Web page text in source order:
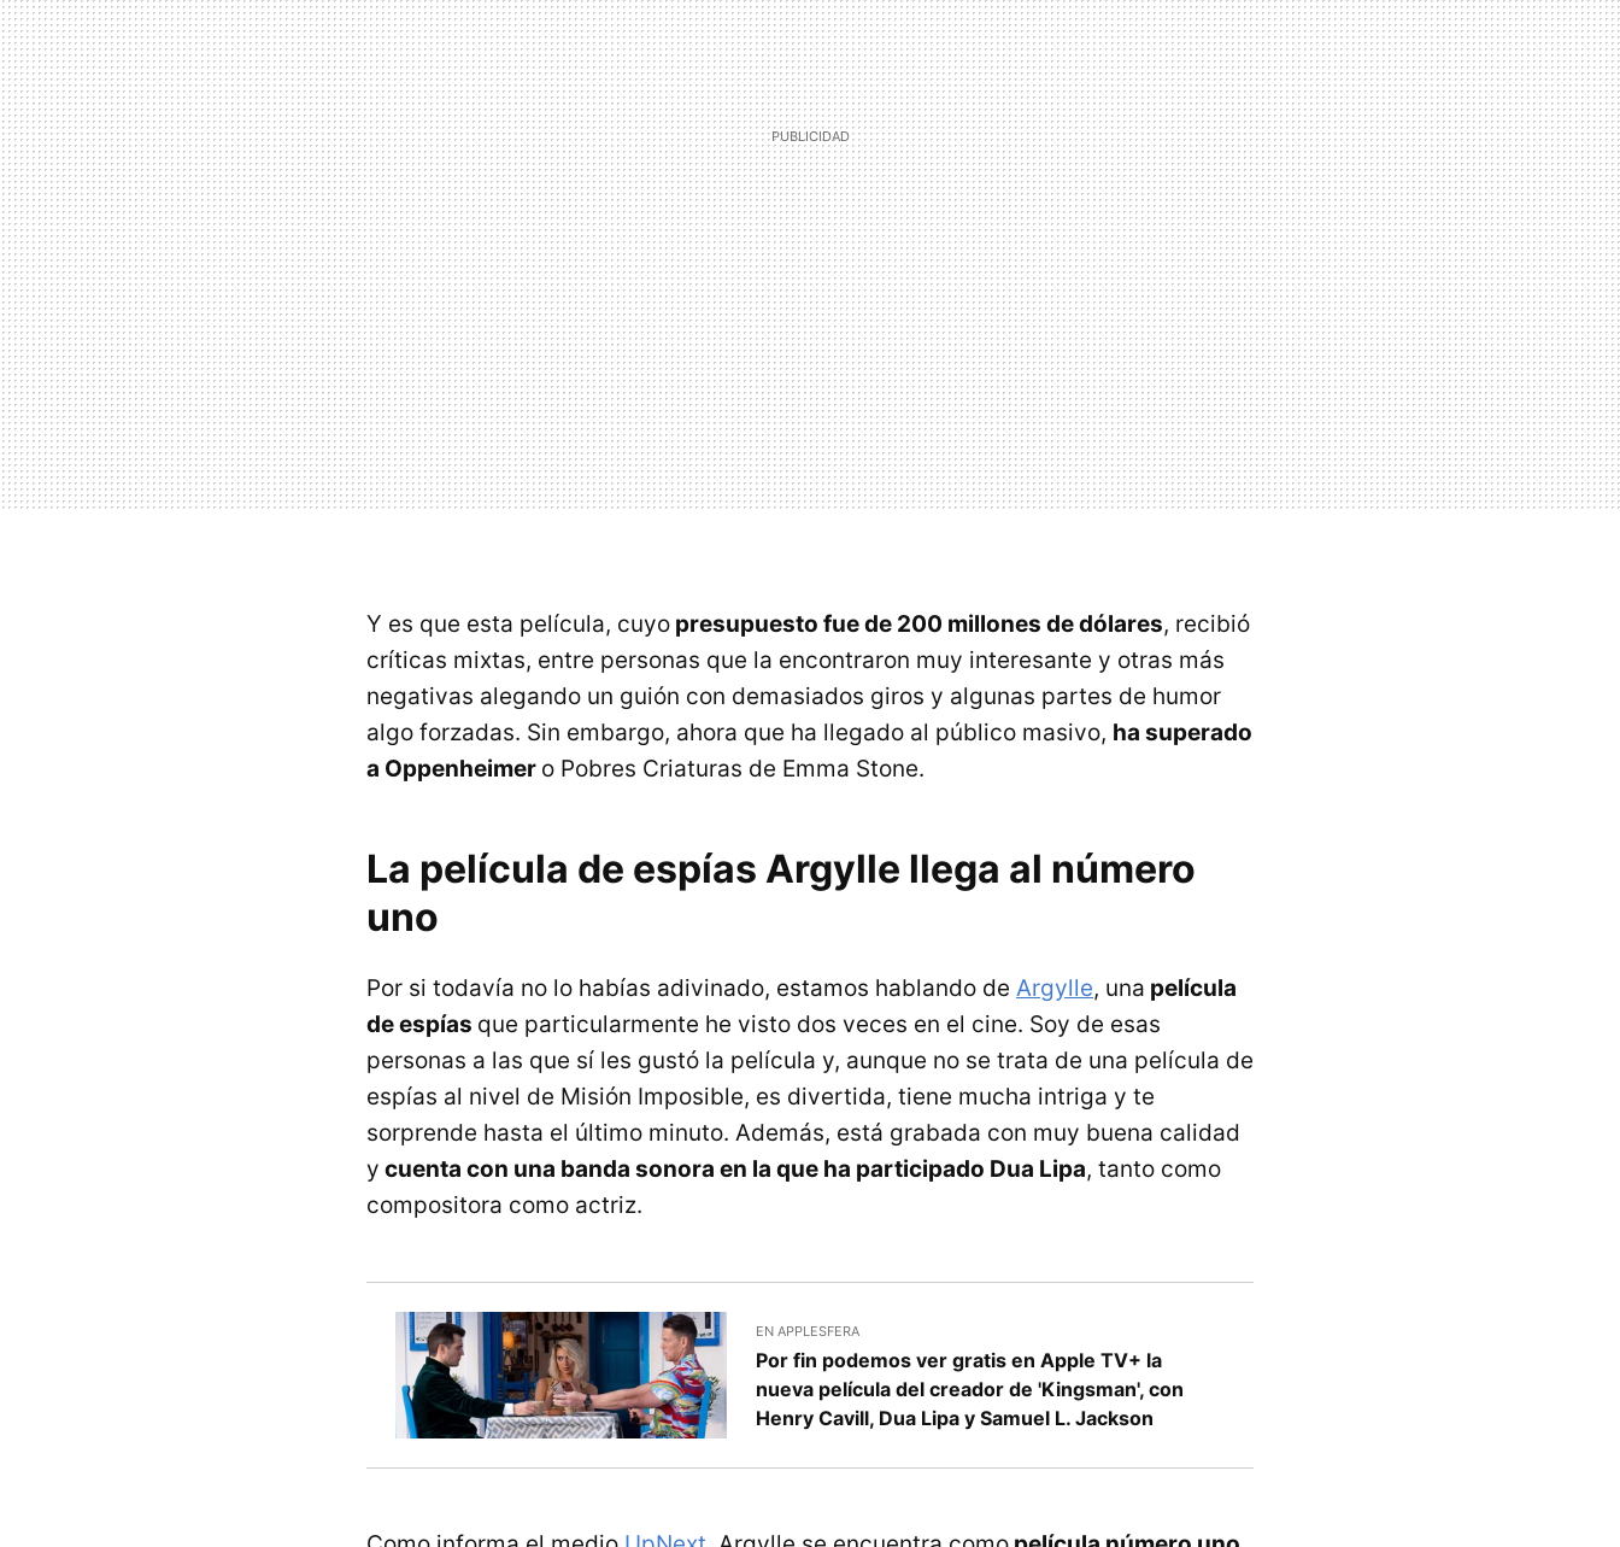
Y es que esta película, cuyo presupuesto fue de 200 millones de dólares, recibió
críticas mixtas, entre personas que la encontraron muy interesante y otras más
negativas alegando un guión con demasiados giros y algunas partes de humor
algo forzadas. Sin embargo, ahora que ha llegado al público masivo, ha superado
a Oppenheimer o Pobres Criaturas de Emma Stone.
La película de espías Argylle llega al número
uno
Por si todavía no lo habías adivinado, estamos hablando de Argylle, una película
de espías que particularmente he visto dos veces en el cine. Soy de esas
personas a las que sí les gustó la película y, aunque no se trata de una película de
espías al nivel de Misión Imposible, es divertida, tiene mucha intriga y te
sorprende hasta el último minuto. Además, está grabada con muy buena calidad
y cuenta con una banda sonora en la que ha participado Dua Lipa, tanto como
compositora como actriz.
EN APPLESFERA
Por fin podemos ver gratis en Apple TV+ la
nueva película del creador de 'Kingsman', con
Henry Cavill, Dua Lipa y Samuel L. Jackson